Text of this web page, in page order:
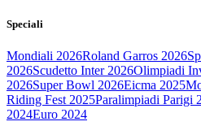
Speciali
Mondiali 2026Roland Garros 2026
2026Scudetto Inter 2026Olimpiadi
2026Super Bowl 2026Eicma 2025
Riding Fest 2025Paralimpiadi Parigi
2024Euro 2024